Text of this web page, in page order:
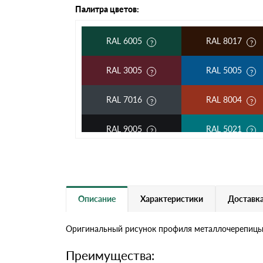
Палитра цветов:
RAL 6005 RAL 8017
RAL 3005 RAL 5005
RAL 7016 RAL 8004
RAL 9005 RAL 5021
RAL 6002
Описание Характеристики
Оригинальный рисунок профиля
Преимущества: